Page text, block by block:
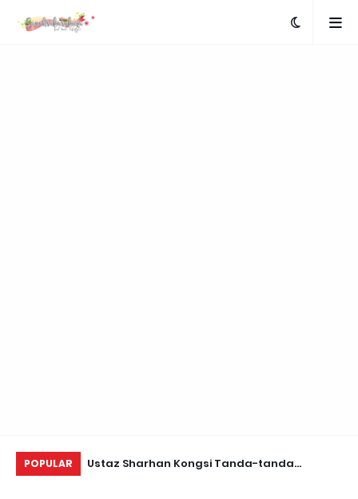
POPULAR
Retreats,
Ustaz Sharhan Kongsi Tanda-tanda